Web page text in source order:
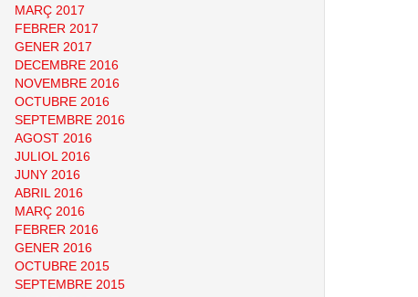
MARÇ 2017
FEBRER 2017
GENER 2017
DECEMBRE 2016
NOVEMBRE 2016
OCTUBRE 2016
SEPTEMBRE 2016
AGOST 2016
JULIOL 2016
JUNY 2016
ABRIL 2016
MARÇ 2016
FEBRER 2016
GENER 2016
OCTUBRE 2015
SEPTEMBRE 2015